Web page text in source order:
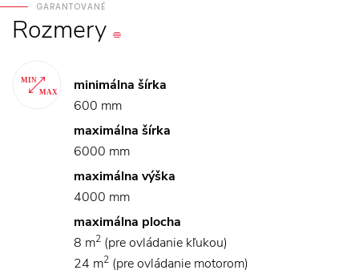
GARANTOVANÉ
Rozmery
minimálna šírka
600 mm
maximálna šírka
6000 mm
maximálna výška
4000 mm
maximálna plocha
8 m2 (pre ovládanie kľukou)
24 m2 (pre ovládanie motorom)